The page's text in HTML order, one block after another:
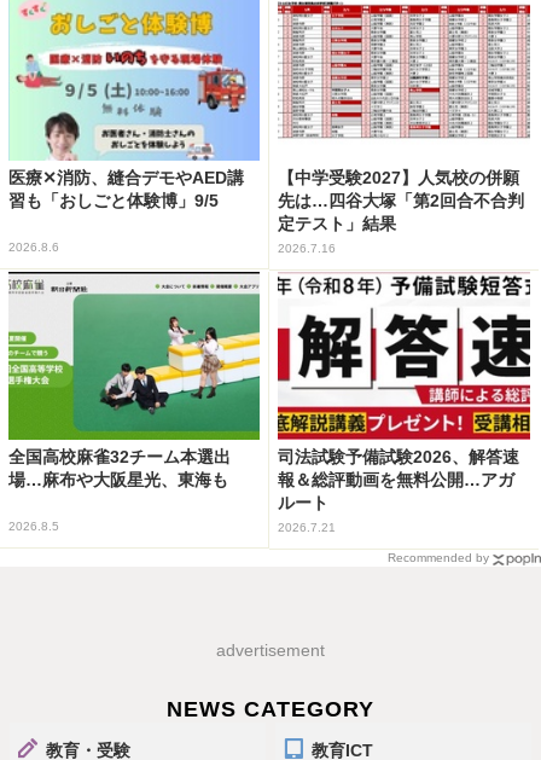
医療✕消防、縫合デモやAED講
習も「おしごと体験博」9/5
2026.8.6
【中学受験2027】人気校の併願
先は…四谷大塚「第2回合不合判
定テスト」結果
2026.7.16
全国高校麻雀32チーム本選出
場…麻布や大阪星光、東海も
2026.8.5
司法試験予備試験2026、解答速
報＆総評動画を無料公開…アガ
ルート
2026.7.21
Recommended by
advertisement
NEWS CATEGORY
教育・受験 教育ICT